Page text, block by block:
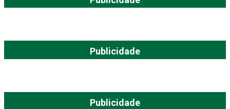
Publicidade
Publicidade